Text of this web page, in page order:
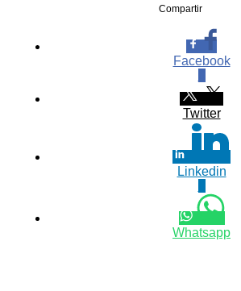
Compartir
Facebook
Twitter
Linkedin
Whatsapp